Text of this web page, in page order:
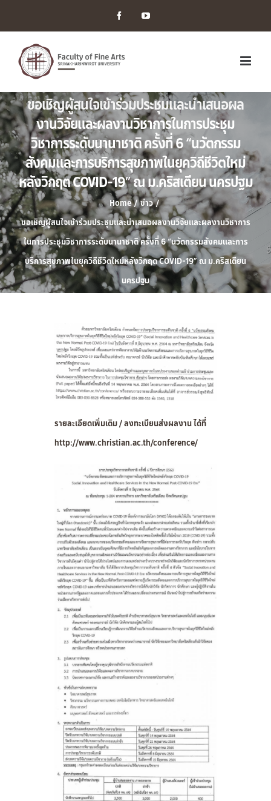
FacebookYouTube
ขอเชิญผู้สนใจเข้าร่วมประชุมและนำเสนอผล
งานวิจัยและผลงานวิชาการในการประชุม
วิชาการระดับนานาชาติ ครั้งที่ 6 “นวัตกรรม
สังคมและการบริการสุขภาพในยุควิถีชีวิตใหม่
หลังวิกฤต COVID-19” ณ ม.คริสเตียน นครปฐม
Home / ข่าว /
ขอเชิญผู้สนใจเข้าร่วมประชุมและนำเสนอผลงานวิจัยและผลงานวิชาการ
ในการประชุมวิชาการระดับนานาชาติ ครั้งที่ 6 “นวัตกรรมสังคมและการ
บริการสุขภาพในยุควิถีชีวิตใหม่หลังวิกฤต COVID-19” ณ ม.คริสเตียน
นครปฐม
รายละเอียดเพิ่มเติม / ลงทะเบียนส่งผลงาน ได้ที่
http://www.christian.ac.th/conference/